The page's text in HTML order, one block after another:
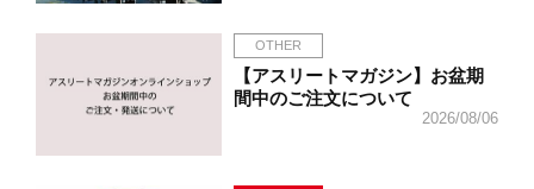
OTHER
【アスリートマガジン】お盆期
間中のご注文について
2026/08/06